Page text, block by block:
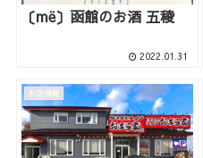
〔më〕函館のお酒 五稜
2022.01.31
お店情報